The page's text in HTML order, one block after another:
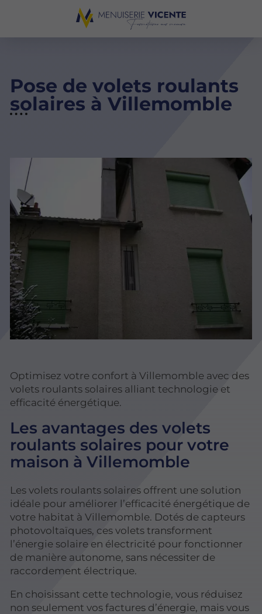
Pose de volets roulants
solaires à Villemomble
Optimisez votre confort à Villemomble avec des
volets roulants solaires alliant technologie et
efficacité énergétique.
Les avantages des volets
roulants solaires pour votre
maison à Villemomble
Les volets roulants solaires offrent une solution
idéale pour améliorer l’efficacité énergétique de
votre habitat à Villemomble. Dotés de capteurs
photovoltaïques, ces volets transforment
l’énergie solaire en électricité pour fonctionner
de manière autonome, sans nécessiter de
raccordement électrique.
En choisissant cette technologie, vous réduisez
non seulement vos factures d’énergie, mais vous